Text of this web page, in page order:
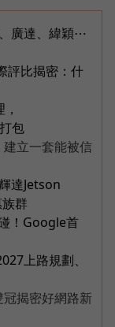
廣達、緯穎⋯
評比揭密：什
包
立一套能被信
達Jetson
群
！Google首
上路規劃、
揭密好網路新